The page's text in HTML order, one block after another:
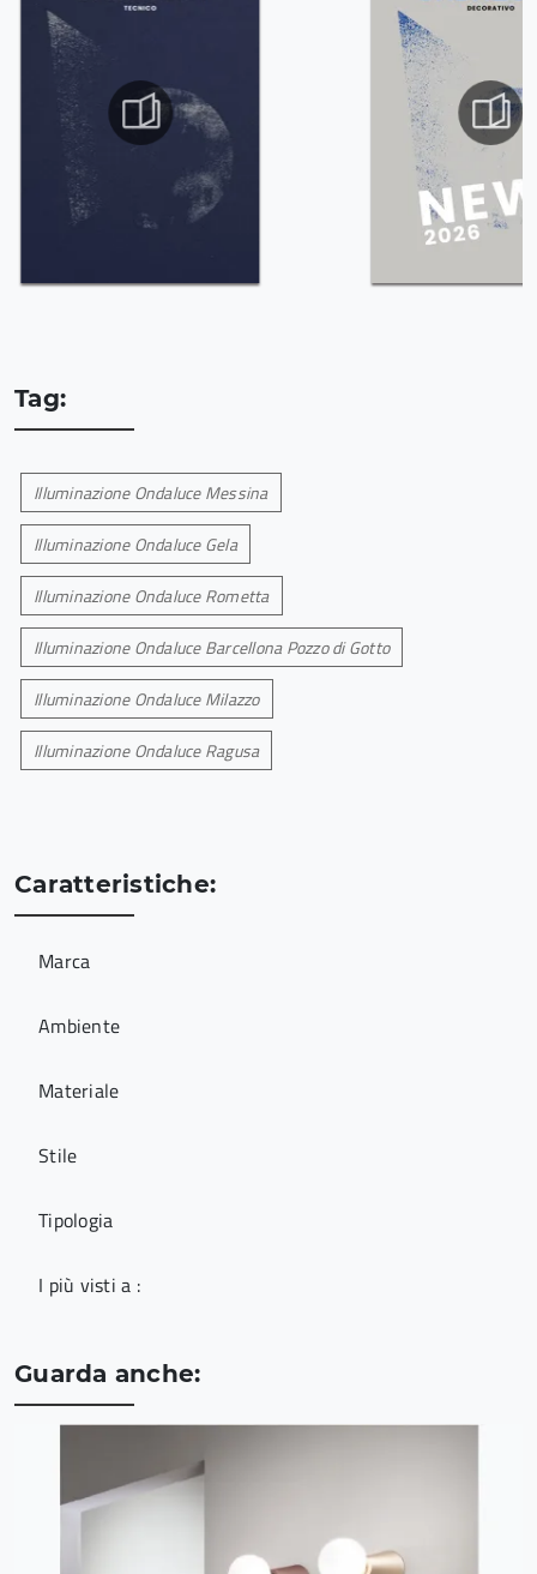
Tag:
Illuminazione Ondaluce Messina
Illuminazione Ondaluce Gela
Illuminazione Ondaluce Rometta
Illuminazione Ondaluce Barcellona Pozzo di Gotto
Illuminazione Ondaluce Milazzo
Illuminazione Ondaluce Ragusa
Caratteristiche:
Marca
Ambiente
Materiale
Stile
Tipologia
I più visti a :
Guarda anche: